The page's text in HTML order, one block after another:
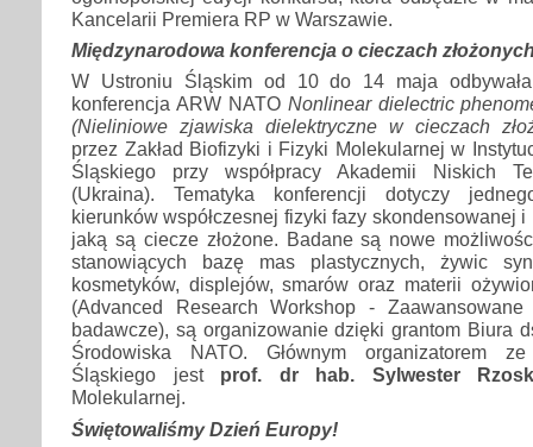
Kancelarii Premiera RP w Warszawie.
Międzynarodowa konferencja o cieczach
W Ustroniu Śląskim od 10 do 14 maja
konferencja ARW NATO Nonlinear dielectric
(Nieliniowe zjawiska dielektryczne w cieczach
przez Zakład Biofizyki i Fizyki Molekularnej w
Śląskiego przy współpracy Akademii Niskich
(Ukraina). Tematyka konferencji dotyczy
kierunków współczesnej fizyki fazy skondensowanej i
jaką są ciecze złożone. Badane są nowe
stanowiących bazę mas plastycznych, żywic
kosmetyków, displejów, smarów oraz materii
(Advanced Research Workshop - Zaawansowane
badawcze), są organizowanie dzięki grantom Biura
Środowiska NATO. Głównym organizatorem
Śląskiego jest prof. dr hab. Sylwester
Molekularnej.
Świętowaliśmy Dzień Europy!